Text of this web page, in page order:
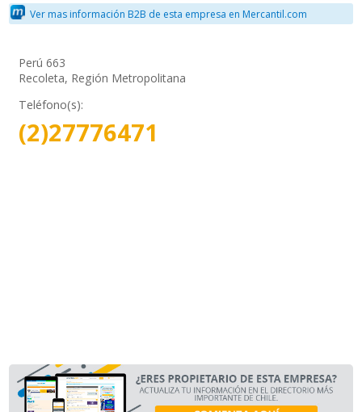
Ver mas información B2B de esta empresa en Mercantil.com
Perú 663
Recoleta, Región Metropolitana
Teléfono(s):
(2)27776471